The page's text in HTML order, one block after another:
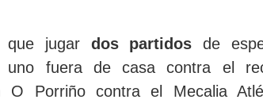
que jugar dos partidos de
uno fuera de casa contra el
Porriño contra el Mecalia